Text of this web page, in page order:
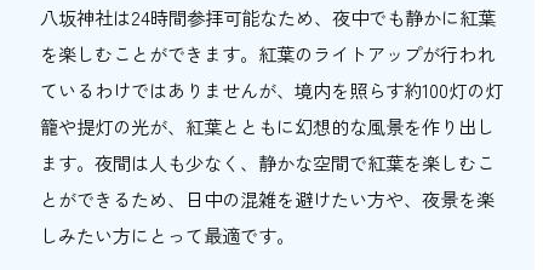
八坂神社は24時間参拝可能なため、夜中でも静かに紅葉
を楽しむことができます。紅葉のライトアップが行われ
ているわけではありませんが、境内を照らす約100灯の灯
籠や提灯の光が、紅葉とともに幻想的な風景を作り出し
ます。夜間は人も少なく、静かな空間で紅葉を楽しむこ
とができるため、日中の混雑を避けたい方や、夜景を楽
しみたい方にとって最適です。